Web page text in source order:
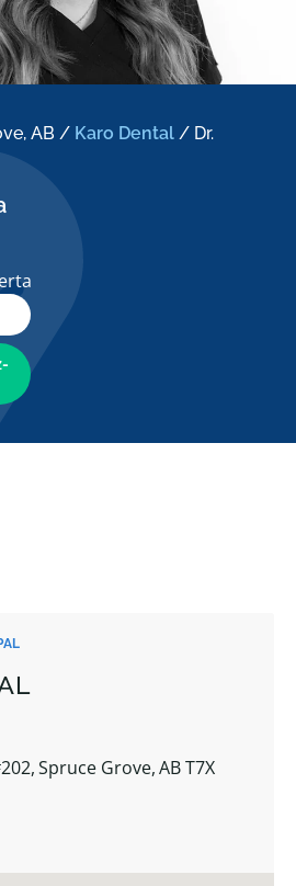
AB / Karo Dental / Dr.
Spruce Grove, AB T7X